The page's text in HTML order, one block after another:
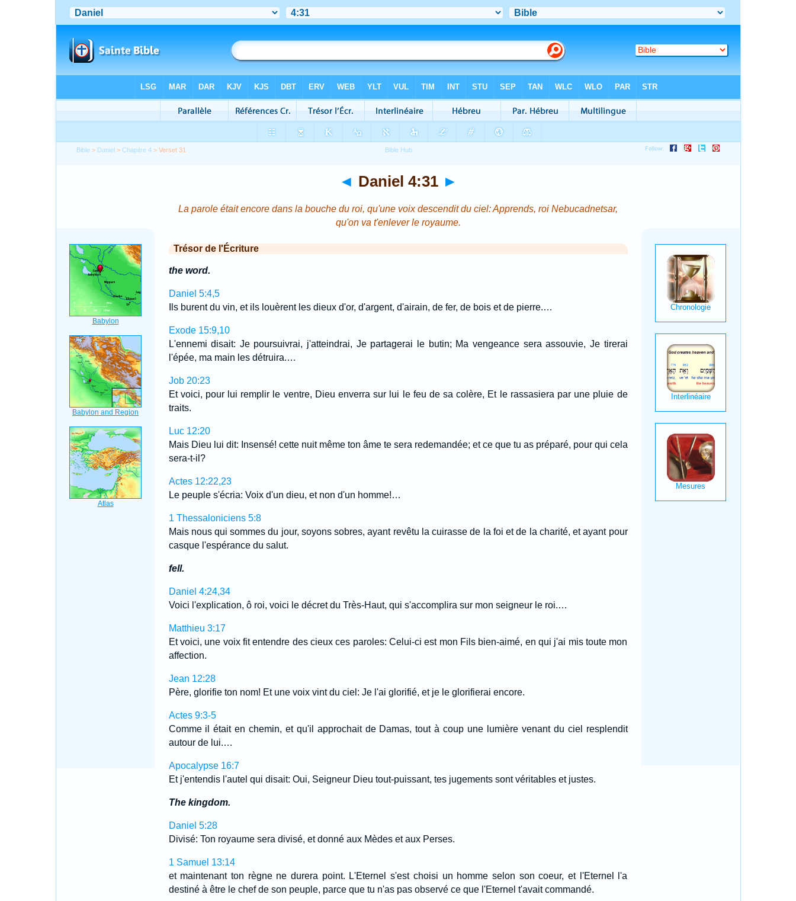
Bible > Daniel >Chapitre 4 > Verset 31
◄ Daniel 4:31 ►
La parole était encore dans la bouche du roi, qu'une voix descendit du ciel: Apprends, roi Nebucadnetsar,
qu'on va t'enlever le royaume.
Trésor de l'Écriture
the word.
Daniel 5:4,5
Ils burent du vin, et ils louèrent les dieux d'or, d'argent, d'airain, de fer, de bois et de pierre.…
Exode 15:9,10
L'ennemi disait: Je poursuivrai, j'atteindrai, Je partagerai le butin; Ma vengeance sera assouvie, Je tirerai
l'épée, ma main les détruira.…
Job 20:23
Et voici, pour lui remplir le ventre, Dieu enverra sur lui le feu de sa colère, Et le rassasiera par une pluie de
traits.
Luc 12:20
Mais Dieu lui dit: Insensé! cette nuit même ton âme te sera redemandée; et ce que tu as préparé, pour qui cela
sera-t-il?
Actes 12:22,23
Le peuple s'écria: Voix d'un dieu, et non d'un homme!…
1 Thessaloniciens 5:8
Mais nous qui sommes du jour, soyons sobres, ayant revêtu la cuirasse de la foi et de la charité, et ayant pour
casque l'espérance du salut.
fell.
Daniel 4:24,34
Voici l'explication, ô roi, voici le décret du Très-Haut, qui s'accomplira sur mon seigneur le roi.…
Matthieu 3:17
Et voici, une voix fit entendre des cieux ces paroles: Celui-ci est mon Fils bien-aimé, en qui j'ai mis toute mon
affection.
Jean 12:28
Père, glorifie ton nom! Et une voix vint du ciel: Je l'ai glorifié, et je le glorifierai encore.
Actes 9:3-5
Comme il était en chemin, et qu'il approchait de Damas, tout à coup une lumière venant du ciel resplendit
autour de lui.…
Apocalypse 16:7
Et j'entendis l'autel qui disait: Oui, Seigneur Dieu tout-puissant, tes jugements sont véritables et justes.
The kingdom.
Daniel 5:28
Divisé: Ton royaume sera divisé, et donné aux Mèdes et aux Perses.
1 Samuel 13:14
et maintenant ton règne ne durera point. L'Eternel s'est choisi un homme selon son coeur, et l'Eternel l'a
destiné à être le chef de son peuple, parce que tu n'as pas observé ce que l'Eternel t'avait commandé.